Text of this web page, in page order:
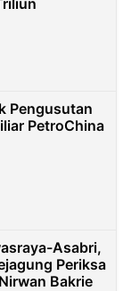
Pengusutan
PetroChina
Asabri,
Periksa
Bakrie